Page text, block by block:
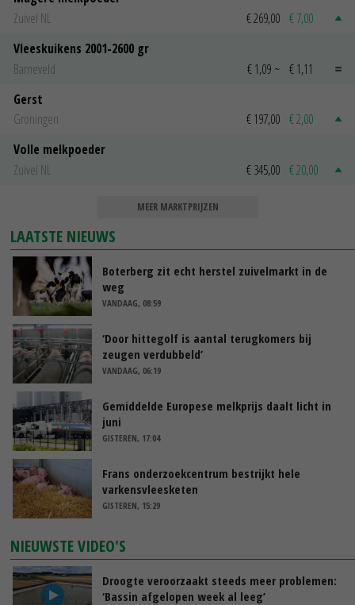
Zuivel NL
€ 269,00 € 7,00
Vleeskuikens 2001-2600 gr
Barneveld
€ 1,09 ~ € 1,11
Gerst
Groningen
€ 197,00 € 2,00
Volle melkpoeder
Zuivel NL
€ 345,00 € 20,00
MEER MARKTPRIJZEN
LAATSTE NIEUWS
Boterberg zit echt herstel zuivelmarkt in de
weg
VANDAAG, 08:59
‘Door hittegolf is aantal terugkomers bij
zeugen verdubbeld’
VANDAAG, 06:19
Gemiddelde Europese melkprijs daalt licht in
juni
GISTEREN, 17:04
Frans onderzoekcentrum bestrijkt hele
varkensvleesketen
GISTEREN, 15:29
NIEUWSTE VIDEO'S
Droogte veroorzaakt steeds meer problemen:
‘Bassin afgelopen week al leeg’